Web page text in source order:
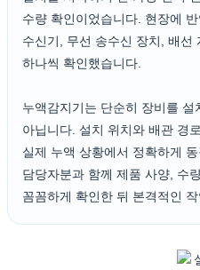
수량 확인이었습니다. 현장에 반
수신기, 무선 송수신 장치, 배선
하나씩 확인했습니다.
누액감지기는 단순히 장비를
아닙니다. 설치 위치와 배관 경
실제 누액 상황에서 정확하게
담당자분과 함께 제품 사양, 수
꼼꼼하게 확인한 뒤 본격적인